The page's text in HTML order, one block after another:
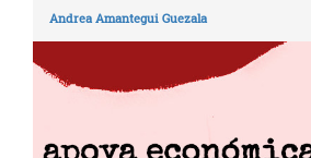
Andrea Amantegui Guezala